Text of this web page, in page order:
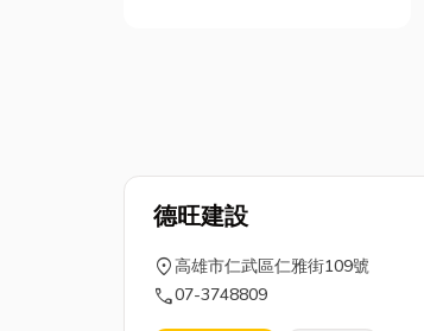
德旺建設
location_on高雄市仁武區仁雅街109號
call07-3748809